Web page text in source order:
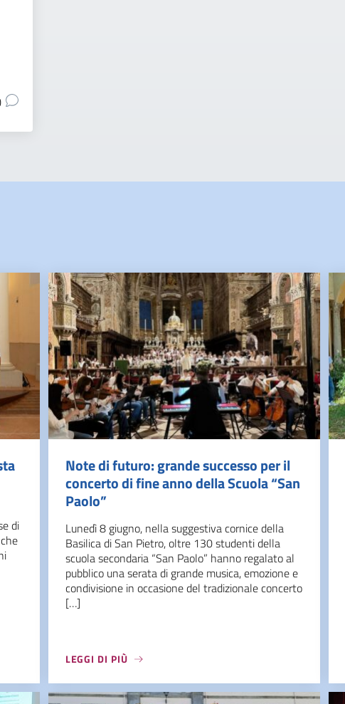
di
Note di futuro: grande successo per il
concerto di fine anno della Scuola “San
Paolo”
Lunedì 8 giugno, nella suggestiva cornice della
Basilica di San Pietro, oltre 130 studenti della
scuola secondaria “San Paolo” hanno regalato al
pubblico una serata di grande musica, emozione e
condivisione in occasione del tradizionale concerto
[…]
LEGGI DI PIÙ